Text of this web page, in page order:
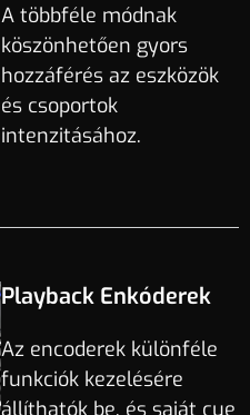
A többféle módnak
köszönhetően gyors
hozzáférés az eszközök
és csoportok
intenzitásához.
Playback Enkóderek
Az encoderek különféle
funkciók kezelésére
állíthatók be, és saját cue